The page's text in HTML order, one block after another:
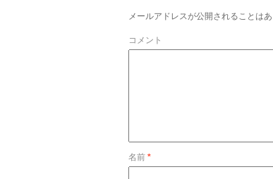
メールアドレスが公開されることは
コメント
名前 *